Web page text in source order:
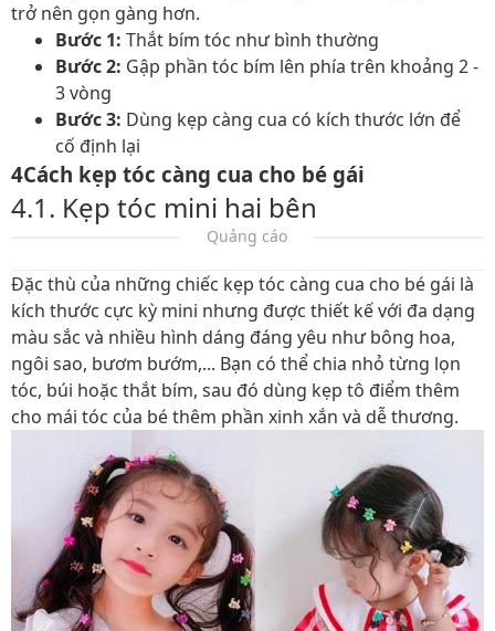
trở nên gọn gàng hơn.
Bước 1: Thắt bím tóc như bình thường
Bước 2: Gập phần tóc bím lên phía trên khoảng 2 -
3 vòng
Bước 3: Dùng kẹp càng cua có kích thước lớn để
cố định lại
4Cách kẹp tóc càng cua cho bé gái
4.1. Kẹp tóc mini hai bên
Quảng cáo
Đặc thù của những chiếc kẹp tóc càng cua cho bé gái là
kích thước cực kỳ mini nhưng được thiết kế với đa dạng
màu sắc và nhiều hình dáng đáng yêu như bông hoa,
ngôi sao, bươm bướm,... Bạn có thể chia nhỏ từng lọn
tóc, búi hoặc thắt bím, sau đó dùng kẹp tô điểm thêm
cho mái tóc của bé thêm phần xinh xắn và dễ thương.